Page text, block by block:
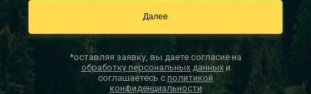
*оставляя заявку, вы даете согласие на
обработку персональных данныхи
соглашаетесь с политикой
конфиденциальности